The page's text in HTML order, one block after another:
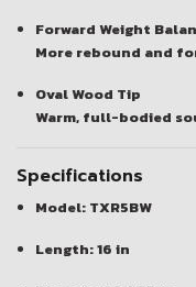
Forward Weight
More rebound and
Oval Wood Tip
Warm, full-bodied
Specifications
Model: TXR5BW
Length: 16 in